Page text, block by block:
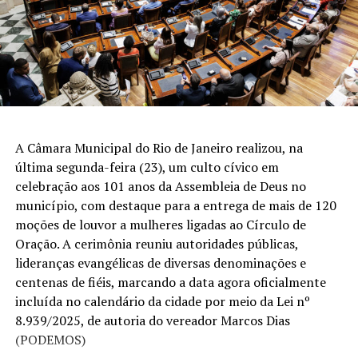
A Câmara Municipal do Rio de Janeiro realizou, na
última segunda-feira (23), um culto cívico em
celebração aos 101 anos da Assembleia de Deus no
município, com destaque para a entrega de mais de 120
moções de louvor a mulheres ligadas ao Círculo de
Oração. A cerimônia reuniu autoridades públicas,
lideranças evangélicas de diversas denominações e
centenas de fiéis, marcando a data agora oficialmente
incluída no calendário da cidade por meio da Lei nº
8.939/2025, de autoria do vereador Marcos Dias
(PODEMOS)